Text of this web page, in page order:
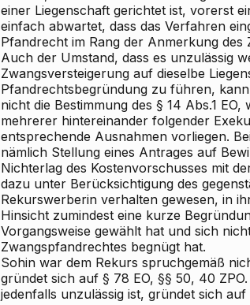
einer Liegenschaft gerichtet ist, vorerst
einfach abwartet, dass das Verfahren
Pfandrecht im Rang der Anmerkung
Auch der Umstand, dass es unzulässig
Zwangsversteigerung auf dieselbe
Pfandrechtsbegründung zu führen,
nicht die Bestimmung des § 14 Abs.1
mehrerer hintereinander folgender
entsprechende Ausnahmen vorliegen.
nämlich Stellung eines Antrages auf
Nichterlag des Kostenvorschusses mit
dazu unter Berücksichtigung des
Rekurswerberin verhalten gewesen, in
Hinsicht zumindest eine kurze
Vorgangsweise gewählt hat und sich
Zwangspfandrechtes begnügt hat.
Sohin war dem Rekurs spruchgemäß
gründet sich auf § 78 EO, §§ 50, 40
jedenfalls unzulässig ist, gründet sich auf